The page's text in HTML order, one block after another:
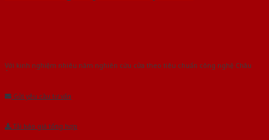
Với kinh nghiệm nhiêu năm nghiên cứu cửa theo tiêu chuẩn công nghệ Châu
Âu.Chúng tôi tự tin là nhà sản xuất & cung cấp hàng đầu tại Việt Nam!
Gửi yêu cầu tư vấn
Tải báo giá tổng hợp